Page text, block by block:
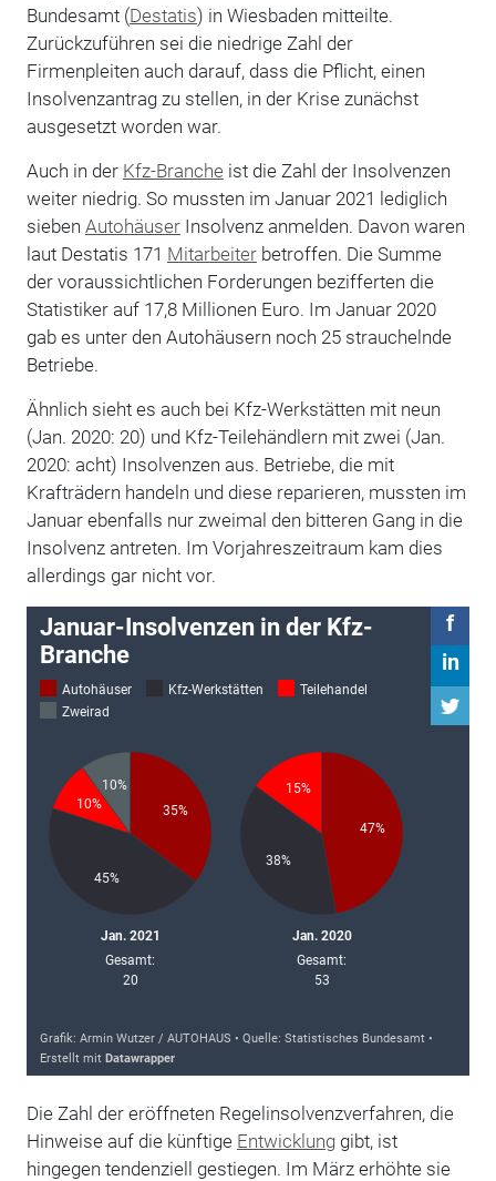
Bundesamt (Destatis) in Wiesbaden mitteilte.
Zurückzuführen sei die niedrige Zahl der
Firmenpleiten auch darauf, dass die Pflicht, einen
Insolvenzantrag zu stellen, in der Krise zunächst
ausgesetzt worden war.
Auch in der Kfz-Branche ist die Zahl der Insolvenzen
weiter niedrig. So mussten im Januar 2021 lediglich
sieben AutohäuserInsolvenz anmelden. Davon waren
laut Destatis 171 Mitarbeiterbetroffen. Die Summe
der voraussichtlichen Forderungen bezifferten die
Statistiker auf 17,8 Millionen Euro. Im Januar 2020
gab es unter den Autohäusern noch 25 strauchelnde
Betriebe.
Ähnlich sieht es auch bei Kfz-Werkstätten mit neun
(Jan. 2020: 20) und Kfz-Teilehändlern mit zwei (Jan.
2020: acht) Insolvenzen aus. Betriebe, die mit
Krafträdern handeln und diese reparieren, mussten im
Januar ebenfalls nur zweimal den bitteren Gang in die
Insolvenz antreten. Im Vorjahreszeitraum kam dies
allerdings gar nicht vor.
Die Zahl der eröffneten Regelinsolvenzverfahren, die
Hinweise auf die künftige Entwicklunggibt, ist
hingegen tendenziell gestiegen. Im März erhöhte sie